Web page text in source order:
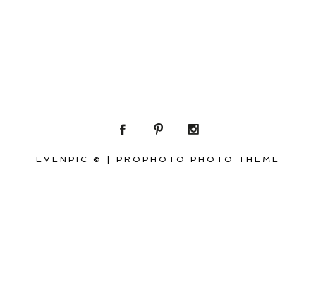
EVENPIC © PROPHOTO PHOTO THEME